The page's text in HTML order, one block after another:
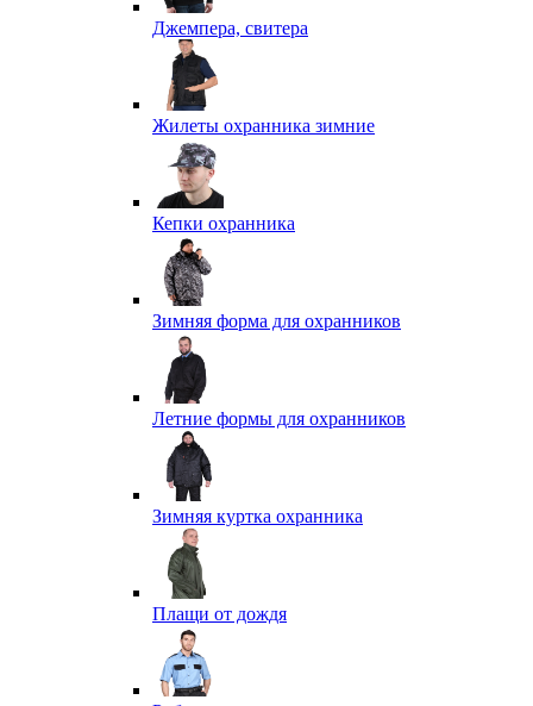
Джемпера, свитера
Жилеты охранника зимние
Кепки охранника
Зимняя форма для охранников
Летние формы для охранников
Зимняя куртка охранника
Плащи от дождя